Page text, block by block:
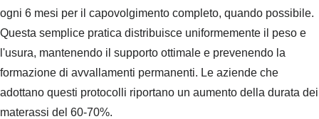
ogni 6 mesi per il capovolgimento completo, quando possibile.
Questa semplice pratica distribuisce uniformemente il peso e
l'usura, mantenendo il supporto ottimale e prevenendo la
formazione di avvallamenti permanenti. Le aziende che
adottano questi protocolli riportano un aumento della durata dei
materassi del 60-70%.